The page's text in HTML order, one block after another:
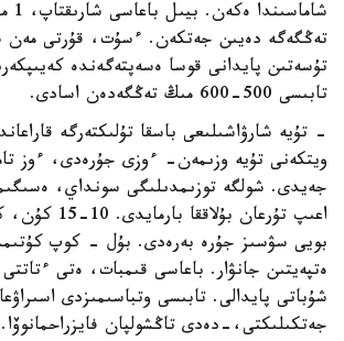
تەڭگەگە دەيىن جەتكەن. ءسۇت، قۇرتى مەن
تۇسەتىن پايدانى قوسا ەسەپتەگەندە
تابىسى 500-600 مىڭ تەڭگەدەن اسادى.
- تۇيە شارۋاشىلىعى باسقا تۇلىكتەرگە
ويتكەنى تۇيە وزىمەن- ءوزى جۇرەدى، ءوز
جەيدى. شولگە توزىمدىلىگى سونداي،
اعىپ تۇرعان
بويى سۋسىز جۇرە بەرەدى. بۇل - كوپ
ەتپەيتىن جانۋار. باعاسى قىمبات، ەتى
شۇباتى پايدالى. تابىسى وتباسىمىزدى
جەتكىلىكتى،-دەدى تاڭشولپان فايزراحمانوۆا.